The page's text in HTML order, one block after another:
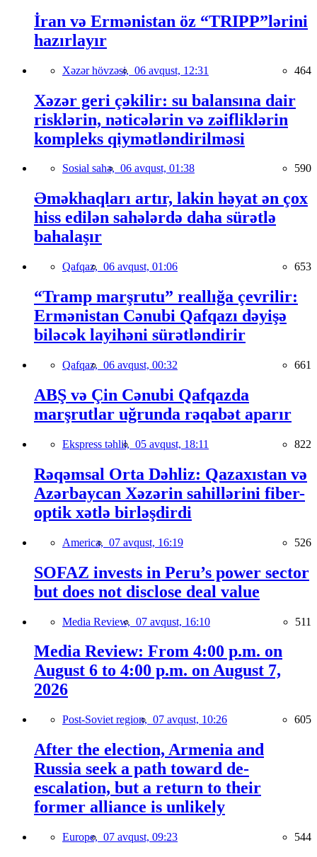
İran və Ermənistan öz “TRIPP”lərini
hazırlayır
Xəzər hövzəsi, 06 avqust, 12:31 464
Xəzər geri çəkilir: su balansına dair
risklərin, nəticələrin və zəifliklərin
kompleks qiymətləndirilməsi
Sosial sahə, 06 avqust, 01:38 590
Əməkhaqları artır, lakin həyat ən çox
hiss edilən sahələrdə daha sürətlə
bahalaşır
Qafqaz, 06 avqust, 01:06 653
“Tramp marşrutu” reallığa çevrilir:
Ermənistan Cənubi Qafqazı dəyişə
biləcək layihəni sürətləndirir
Qafqaz, 06 avqust, 00:32 661
ABŞ və Çin Cənubi Qafqazda
marşrutlar uğrunda rəqabət aparır
Ekspress təhlil, 05 avqust, 18:11 822
Rəqəmsal Orta Dəhliz: Qazaxıstan və
Azərbaycan Xəzərin sahillərini fiber-
optik xətlə birləşdirdi
America, 07 avqust, 16:19 526
SOFAZ invests in Peru’s power sector
but does not disclose deal value
Media Review, 07 avqust, 16:10 511
Media Review: From 4:00 p.m. on
August 6 to 4:00 p.m. on August 7,
2026
Post-Soviet region, 07 avqust, 10:26 605
After the election, Armenia and
Russia seek a path toward de-
escalation, but a return to their
former alliance is unlikely
Europe, 07 avqust, 09:23 544